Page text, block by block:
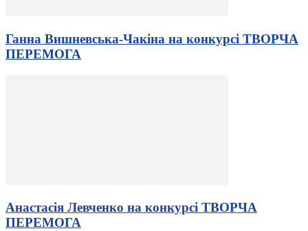
Ганна Вишневська-Чакiна на конкурсі ТВОРЧА
ПЕРЕМОГА
Анастасія Левченко на конкурсі ТВОРЧА
ПЕРЕМОГА